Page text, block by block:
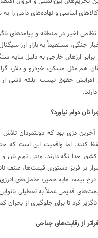
اساسی و نهاده‌های دامی را
اخیر در منطقه و پیامد‌های
جنگی، مستقیماً به بازار ارز
برابر ارز‌های خارجی به دلیل
هم مثل مسکن، خودرو و دلار،
افزایش حقوق نیست، بلکه ناشی
نان دوام نیاورد؟
دژی بود که دولتمردان
کنند. اما واقعیت این است که
جدا نگه دارند. وقتی تورم
بر فریز دستوری قیمت‌ها، صنف
بیمه، مایه خمیر، حامل‌های
قدیمی عملاً به تعطیلی
کرد تا برای جلوگیری از
از رقابت‌های جناحی